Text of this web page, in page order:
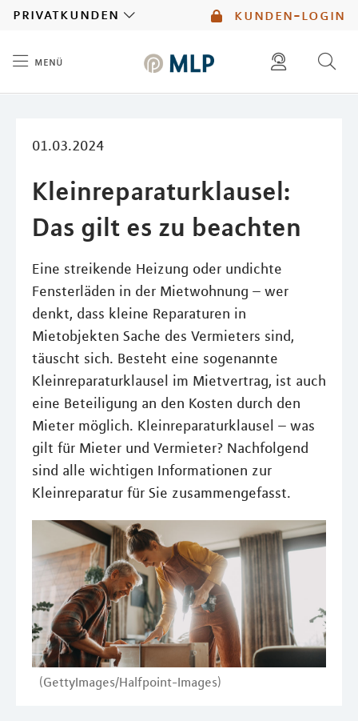
kunden-login
privatkunden
menü
01.03.2024
Kleinreparaturklausel:
Das gilt es zu beachten
Eine streikende Heizung oder undichte
Fensterläden in der Mietwohnung – wer
denkt, dass kleine Reparaturen in
Mietobjekten Sache des Vermieters sind,
täuscht sich. Besteht eine sogenannte
Kleinreparaturklausel im Mietvertrag, ist auch
eine Beteiligung an den Kosten durch den
Mieter möglich. Kleinreparaturklausel – was
gilt für Mieter und Vermieter? Nachfolgend
sind alle wichtigen Informationen zur
Kleinreparatur für Sie zusammengefasst.
(GettyImages/Halfpoint-Images)